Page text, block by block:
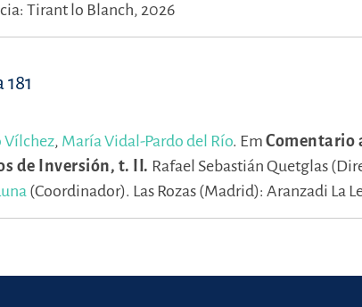
Tirant lo Blanch, 2026
Vílchez, María Vidal-Pardo del Río. Em Comentario
de Inversión, t. II. Rafael Sebastián Quetglas
(Coordinador). Las Rozas (Madrid): Aranzadi La